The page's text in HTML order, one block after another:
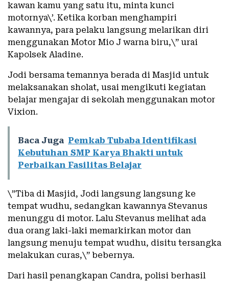
kawan kamu yang satu itu, minta kunci
motornya\’. Ketika korban menghampiri
kawannya, para pelaku langsung melarikan diri
menggunakan Motor Mio J warna biru,\” urai
Kapolsek Aladine.
Jodi bersama temannya berada di Masjid untuk
melaksanakan sholat, usai mengikuti kegiatan
belajar mengajar di sekolah menggunakan motor
Vixion.
Baca Juga Pemkab Tubaba Identifikasi
Kebutuhan SMP Karya Bhakti untuk
Perbaikan Fasilitas Belajar
\”Tiba di Masjid, Jodi langsung langsung ke
tempat wudhu, sedangkan kawannya Stevanus
menunggu di motor. Lalu Stevanus melihat ada
dua orang laki-laki memarkirkan motor dan
langsung menuju tempat wudhu, disitu tersangka
melakukan curas,\” bebernya.
Dari hasil penangkapan Candra, polisi berhasil